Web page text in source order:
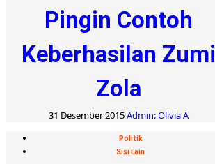
Pingin Contoh
Keberhasilan Zumi
Zola
31 Desember 2015Admin: Olivia A
Politik
Sisi Lain